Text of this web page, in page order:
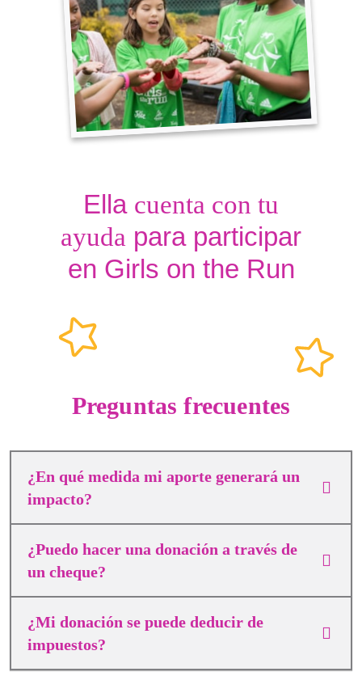
Ella cuenta con tu
ayuda para participar
en Girls on the Run
Preguntas frecuentes
¿En qué medida mi aporte generará un
impacto?
¿Puedo hacer una donación a través de
un cheque?
¿Mi donación se puede deducir de
impuestos?